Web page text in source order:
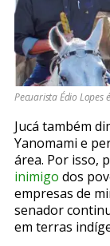
Pecuarista Édio Lopes
Jucá também
Yanomami e
área. Por isso,
inimigo dos
empresas de
senador
em terras